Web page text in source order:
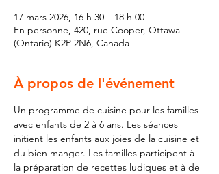
17 mars 2026, 16 h 30 – 18 h 00
En personne, 420, rue Cooper, Ottawa
(Ontario) K2P 2N6, Canada
À propos de l'événement
Un programme de cuisine pour les familles
avec enfants de 2 à 6 ans. Les séances
initient les enfants aux joies de la cuisine et
du bien manger. Les familles participent à
la préparation de recettes ludiques et à de